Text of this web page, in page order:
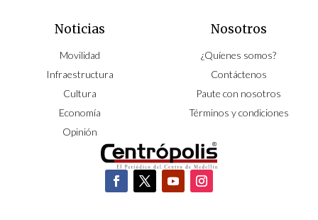
Noticias
Movilidad
Infraestructura
Cultura
Economía
Opinión
Nosotros
¿Quíenes somos?
Contáctenos
Paute con nosotros
Términos y condiciones